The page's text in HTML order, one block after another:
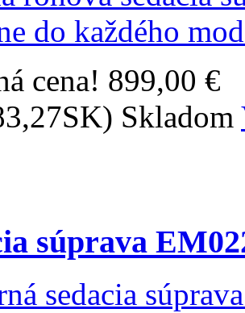
do každého
cena! 899,00 €
Skladom
súprava
sedacia